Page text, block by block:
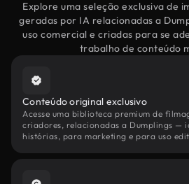
Explore uma seleção exclusiva de
geradas por IA relacionadas a
uso comercial e criadas para se
trabalho de conteúdo
Conteúdo original exclusivo
Acesse uma biblioteca premium de
criadores, relacionadas a Dumplings —
histórias, para marketing e para uso